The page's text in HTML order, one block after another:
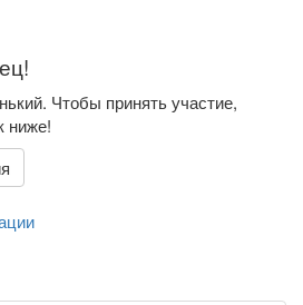
Чтобы принять участие,
ниже!